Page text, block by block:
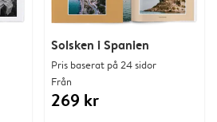
Solsken i Spanien
Pris baserat på 24 sidor
Från
269 kr